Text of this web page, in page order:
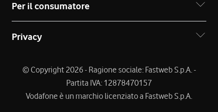
Per il consumatore
Privacy
© Copyright 2026 - Ragione sociale: Fastweb S.p.A. -
Partita IVA: 12878470157
Vodafone è un marchio licenziato a Fastweb S.p.A.